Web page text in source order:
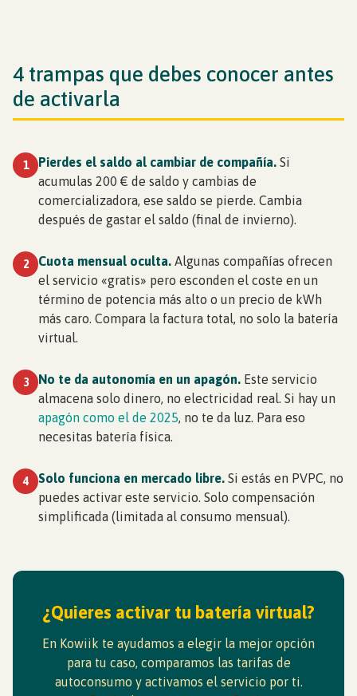
4 trampas que debes conocer antes
de activarla
1 Pierdes el saldo al cambiar de compañía. Si
acumulas 200 € de saldo y cambias de
comercializadora, ese saldo se pierde. Cambia
después de gastar el saldo (final de invierno).
2 Cuota mensual oculta. Algunas compañías ofrecen
el servicio «gratis» pero esconden el coste en un
término de potencia más alto o un precio de kWh
más caro. Compara la factura total, no solo la batería
virtual.
3 No te da autonomía en un apagón. Este servicio
almacena solo dinero, no electricidad real. Si hay un
apagón como el de 2025, no te da luz. Para eso
necesitas batería física.
4 Solo funciona en mercado libre. Si estás en PVPC, no
puedes activar este servicio. Solo compensación
simplificada (limitada al consumo mensual).
¿Quieres activar tu batería virtual?
En Kowiik te ayudamos a elegir la mejor opción
para tu caso, comparamos las tarifas de
autoconsumo y activamos el servicio por ti.